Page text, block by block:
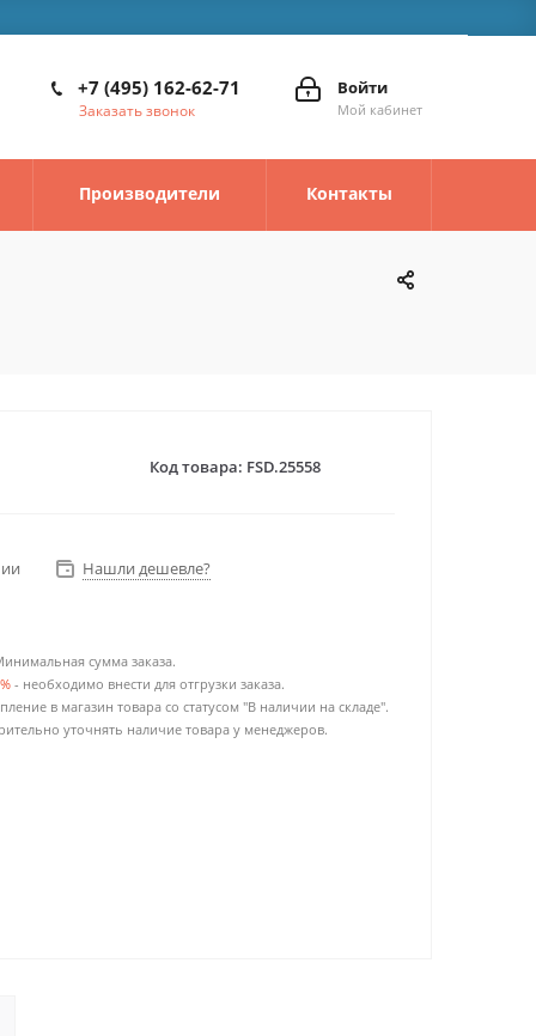
Войти
Мой кабинет
+7 (495) 162-62-71
Заказать звонок
Производители Контакты
Код товара: FSD.25558
Нашли дешевле?
сумма заказа.
- необходимо внести для отгрузки заказа.
в магазин товара со статусом "В наличии на складе".
уточнять наличие товара у менеджеров.